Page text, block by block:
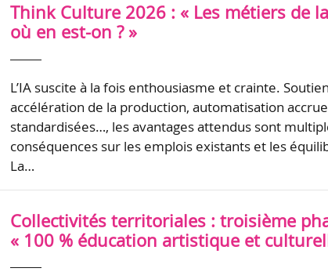
Think Culture 2026 : « Les métiers de
où en est-on ? »
L’IA suscite à la fois enthousiasme et crainte.
accélération de la production, automatisation
standardisées…, les avantages attendus sont
conséquences sur les emplois existants et les
La…
Collectivités territoriales : troisième
« 100 % éducation artistique et